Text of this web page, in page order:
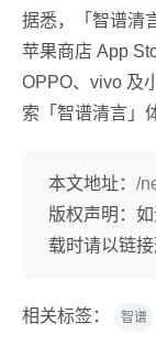
据悉，「智谱清
苹果商店 App
OPPO、vivo 及
索「智谱清言」
本文地址： /
版权声明：
载时请以链接
相关标签： 智谱